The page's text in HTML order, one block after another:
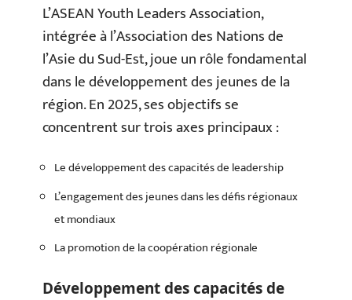
L’ASEAN Youth Leaders Association,
intégrée à l’Association des Nations de
l’Asie du Sud-Est, joue un rôle fondamental
dans le développement des jeunes de la
région. En 2025, ses objectifs se
concentrent sur trois axes principaux :
Le développement des capacités de leadership
L’engagement des jeunes dans les défis régionaux
et mondiaux
La promotion de la coopération régionale
Développement des capacités de